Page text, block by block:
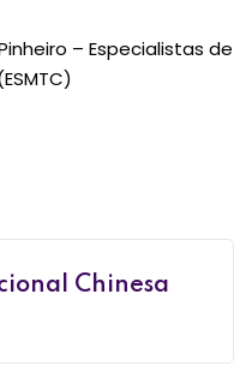
– Especialistas de
Chinesa